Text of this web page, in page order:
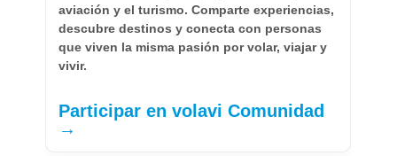
aviación y el turismo. Comparte experiencias,
descubre destinos y conecta con personas
que viven la misma pasión por volar, viajar y
vivir.
Participar en volavi Comunidad
→